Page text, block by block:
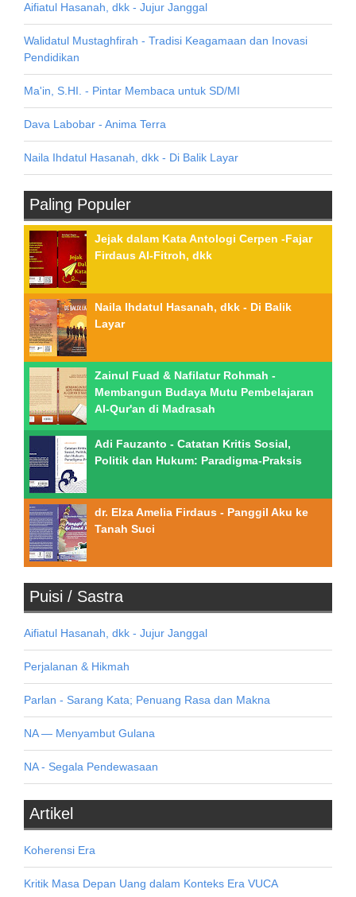
Aifiatul Hasanah, dkk - Jujur Janggal
Walidatul Mustaghfirah - Tradisi Keagamaan dan Inovasi
Pendidikan
Ma'in, S.HI. - Pintar Membaca untuk SD/MI
Dava Labobar - Anima Terra
Naila Ihdatul Hasanah, dkk - Di Balik Layar
Paling Populer
Jejak dalam Kata Antologi Cerpen -Fajar
Firdaus Al-Fitroh, dkk
Naila Ihdatul Hasanah, dkk - Di Balik
Layar
Zainul Fuad & Nafilatur Rohmah -
Membangun Budaya Mutu Pembelajaran
Al-Qur'an di Madrasah
Adi Fauzanto - Catatan Kritis Sosial,
Politik dan Hukum: Paradigma-Praksis
dr. Elza Amelia Firdaus - Panggil Aku ke
Tanah Suci
Puisi / Sastra
Aifiatul Hasanah, dkk - Jujur Janggal
Perjalanan & Hikmah
Parlan - Sarang Kata; Penuang Rasa dan Makna
NA — Menyambut Gulana
NA - Segala Pendewasaan
Artikel
Koherensi Era
Kritik Masa Depan Uang dalam Konteks Era VUCA